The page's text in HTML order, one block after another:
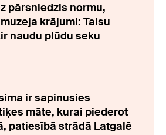
pārsniedzis normu,
krājumi: Talsu
naudu plūdu seku
ir sapinusies
māte, kurai piederot
patiesībā strādā Latgalē